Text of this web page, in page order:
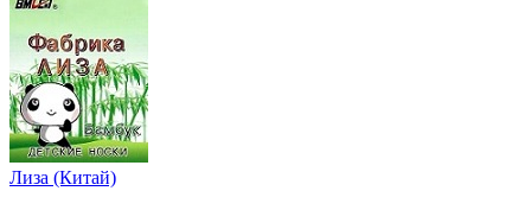
Лиза (Китай)